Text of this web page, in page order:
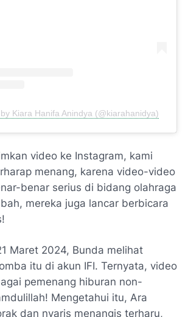
Kiara Hanifa Anindya (@kiarahanidya)
video ke Instagram, kami
menang, karena video-video
benar serius di bidang olahraga
mereka juga lancar berbicara
Maret 2024, Bunda melihat
itu di akun IFI. Ternyata, video
pemenang hiburan non-
Mengetahui itu, Ara
dan nyaris menangis terharu,